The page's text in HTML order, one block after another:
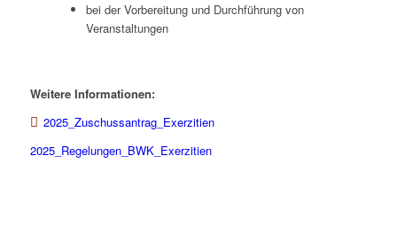
bei der Vorbereitung und Durchführung von
Veranstaltungen
Weitere Informationen:
2025_Zuschussantrag_Exerzitien
2025_Regelungen_BWK_Exerzitien